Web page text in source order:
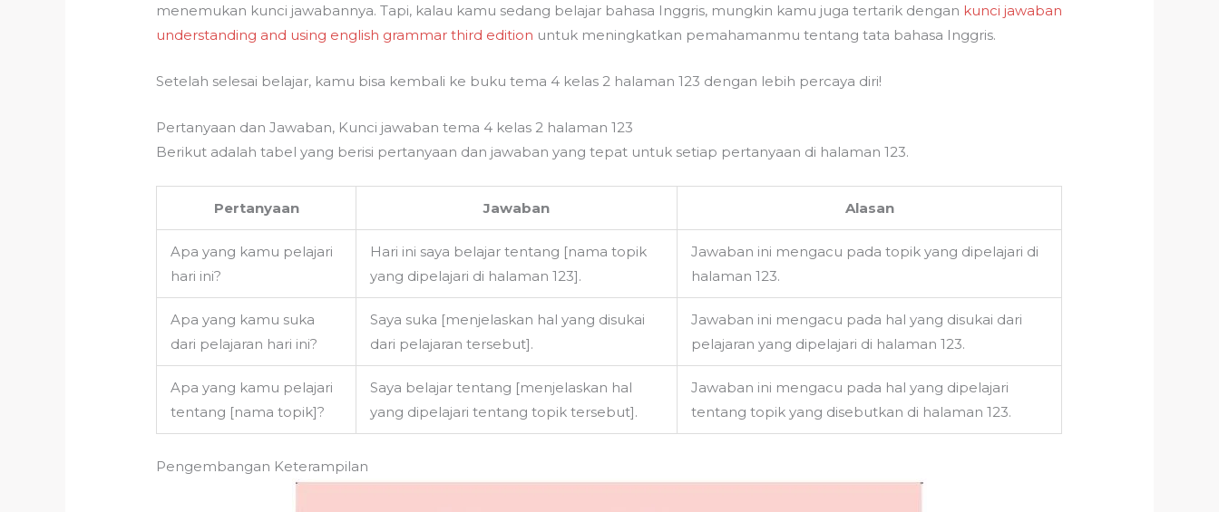
menemukan kunci jawabannya. Tapi, kalau kamu sedang belajar bahasa Inggris, mungkin kamu juga tertarik dengan kunci jawaban
understanding and using english grammar third edition untuk meningkatkan pemahamanmu tentang tata bahasa Inggris.
Setelah selesai belajar, kamu bisa kembali ke buku tema 4 kelas 2 halaman 123 dengan lebih percaya diri!
Pertanyaan dan Jawaban, Kunci jawaban tema 4 kelas 2 halaman 123
Berikut adalah tabel yang berisi pertanyaan dan jawaban yang tepat untuk setiap pertanyaan di halaman 123.
Pertanyaan Jawaban Alasan
Apa yang kamu pelajari
hari ini?
Hari ini saya belajar tentang [nama topik
yang dipelajari di halaman 123].
Jawaban ini mengacu pada topik yang dipelajari di
halaman 123.
Apa yang kamu suka
dari pelajaran hari ini?
Saya suka [menjelaskan hal yang disukai
dari pelajaran tersebut].
Jawaban ini mengacu pada hal yang disukai dari
pelajaran yang dipelajari di halaman 123.
Apa yang kamu pelajari
tentang [nama topik]?
Saya belajar tentang [menjelaskan hal
yang dipelajari tentang topik tersebut].
Jawaban ini mengacu pada hal yang dipelajari
tentang topik yang disebutkan di halaman 123.
Pengembangan Keterampilan